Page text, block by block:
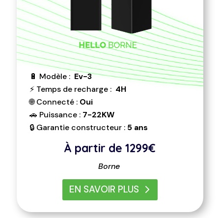
🔋 Modèle : Ev-3
⚡ Temps de recharge : 4H
🌐 Connecté : Oui
🚗 Puissance : 7-22KW
🔒 Garantie constructeur : 5 ans
À partir de 1299€
Borne
EN SAVOIR PLUS